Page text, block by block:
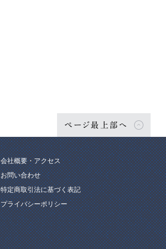
ページ最上部へ
会社概要・アクセス
お問い合わせ
特定商取引法に基づく表記
プライバシーポリシー